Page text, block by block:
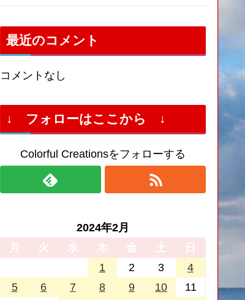
最近のコメント
コメントなし
↓ フォローはここから ↓
Colorful Creationsをフォローする
2024年2月
月
火 水 木 金 土
日
1
2 3
4
5
6 7 8 9 10 11